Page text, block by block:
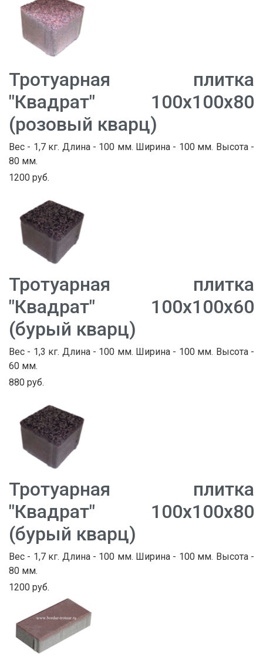
Тротуарная плитка
"Квадрат" 100х100х80
(розовый кварц)
Вес - 1,7 кг. Длина - 100 мм. Ширина - 100 мм. Высота -
80 мм.
1200 руб.
Тротуарная плитка
"Квадрат" 100х100х60
(бурый кварц)
Вес - 1,3 кг. Длина - 100 мм. Ширина - 100 мм. Высота -
60 мм.
880 руб.
Тротуарная плитка
"Квадрат" 100х100х80
(бурый кварц)
Вес - 1,7 кг. Длина - 100 мм. Ширина - 100 мм. Высота -
80 мм.
1200 руб.